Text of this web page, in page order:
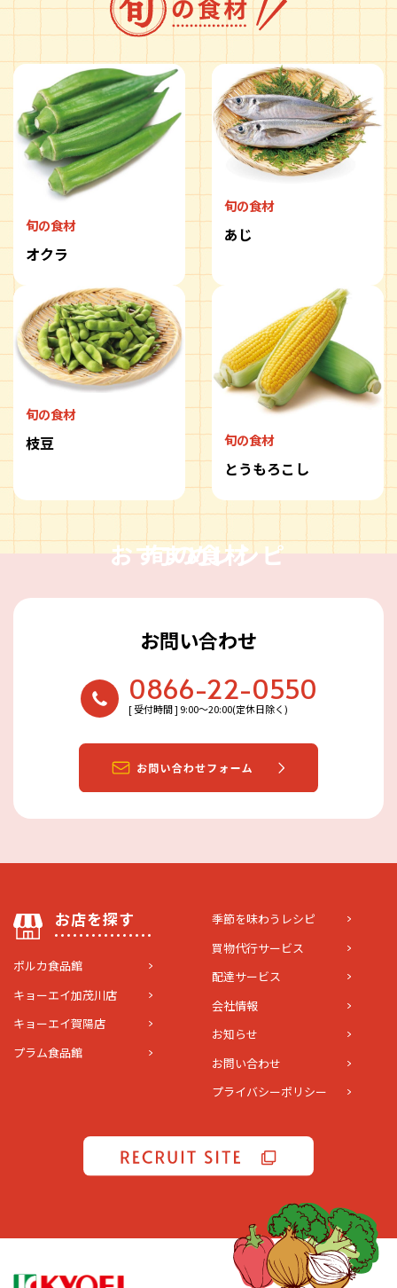
旬の食材
オクラ
旬の食材
あじ
旬の食材
枝豆 旬の食材
とうもろこし
おすすめレシピ
旬の食材
お問い合わせ
0866-22-0550
[ 受付時間 ] 9:00〜20:00(定休日除く)
お店を探す
ポルカ食品館
キョーエイ加茂川店
キョーエイ賀陽店
プラム食品館
季節を味わうレシピ
買物代行サービス
配達サービス
会社情報
お知らせ
お問い合わせ
プライバシーポリシー